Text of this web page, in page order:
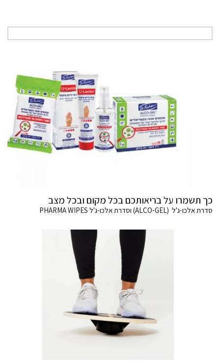
כך תשמרו על בריאותכם בכל מקום ובכל מצב
סדרת אלכו-ג'ל (ALCO-GEL) וסדרת אלכו-ג'ל PHARMA WIPES